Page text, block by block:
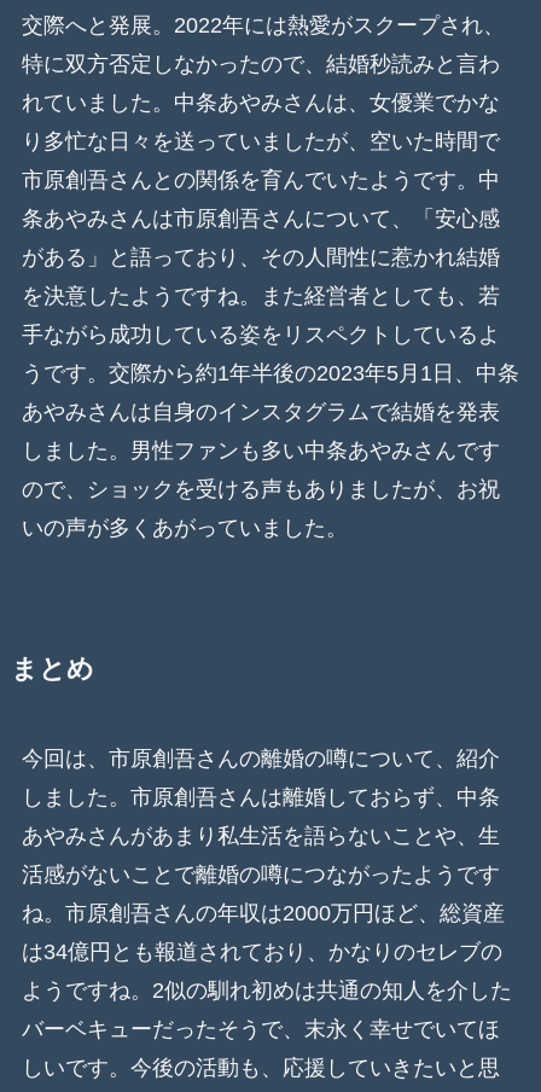
交際へと発展。2022年には熱愛がスクープされ、
特に双方否定しなかったので、結婚秒読みと言わ
れていました。中条あやみさんは、女優業でかな
り多忙な日々を送っていましたが、空いた時間で
市原創吾さんとの関係を育んでいたようです。中
条あやみさんは市原創吾さんについて、「安心感
がある」と語っており、その人間性に惹かれ結婚
を決意したようですね。また経営者としても、若
手ながら成功している姿をリスペクトしているよ
うです。交際から約1年半後の2023年5月1日、中条
あやみさんは自身のインスタグラムで結婚を発表
しました。男性ファンも多い中条あやみさんです
ので、ショックを受ける声もありましたが、お祝
いの声が多くあがっていました。
まとめ
今回は、市原創吾さんの離婚の噂について、紹介
しました。市原創吾さんは離婚しておらず、中条
あやみさんがあまり私生活を語らないことや、生
活感がないことで離婚の噂につながったようです
ね。市原創吾さんの年収は2000万円ほど、総資産
は34億円とも報道されており、かなりのセレブの
ようですね。2似の馴れ初めは共通の知人を介した
バーベキューだったそうで、末永く幸せでいてほ
しいです。今後の活動も、応援していきたいと思